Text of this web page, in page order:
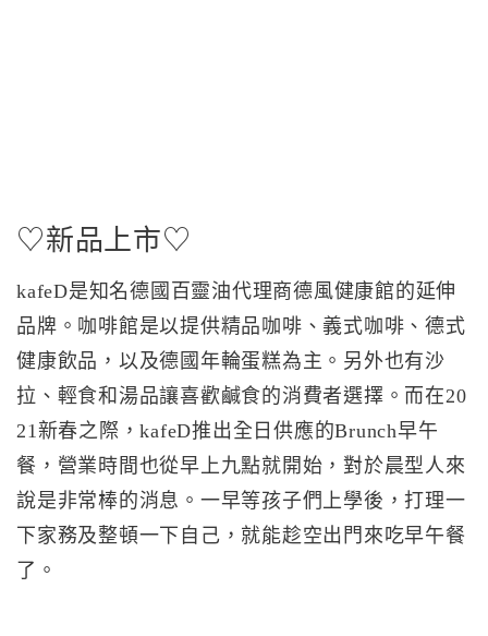
♡新品上市♡
kafeD是知名德國百靈油代理商德風健康館的延伸
品牌。咖啡館是以提供精品咖啡、義式咖啡、德式
健康飲品，以及德國年輪蛋糕為主。另外也有沙
拉、輕食和湯品讓喜歡鹹食的消費者選擇。而在20
21新春之際，kafeD推出全日供應的Brunch早午
餐，營業時間也從早上九點就開始，對於晨型人來
說是非常棒的消息。一早等孩子們上學後，打理一
下家務及整頓一下自己，就能趁空出門來吃早午餐
了。